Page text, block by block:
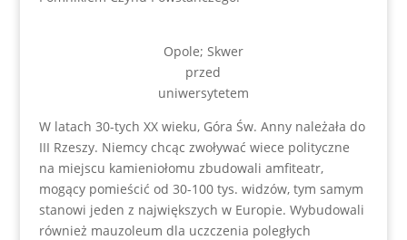
Opole; Skwer
przed
uniwersytetem
W latach 30-tych XX wieku, Góra Św. Anny należała do
III Rzeszy. Niemcy chcąc zwoływać wiece polityczne
na miejscu kamieniołomu zbudowali amfiteatr,
mogący pomieścić od 30-100 tys. widzów, tym samym
stanowi jeden z największych w Europie. Wybudowali
również mauzoleum dla uczczenia poległych